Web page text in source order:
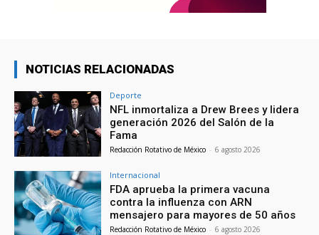
NOTICIAS RELACIONADAS
Deporte
NFL inmortaliza a Drew Brees y lidera
generación 2026 del Salón de la
Fama
Redacción Rotativo de México - 6 agosto 2026
Internacional
FDA aprueba la primera vacuna
contra la influenza con ARN
mensajero para mayores de 50 años
Redacción Rotativo de México - 6 agosto 2026